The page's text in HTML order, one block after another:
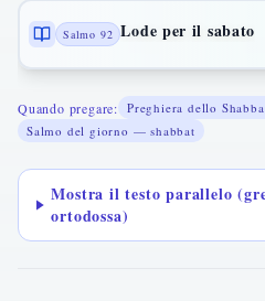
Salmo 92 Lode per il sabato
Quando pregare: Preghiera dello
Salmo del giorno — shabbat
Mostra il testo parallelo
ortodossa)